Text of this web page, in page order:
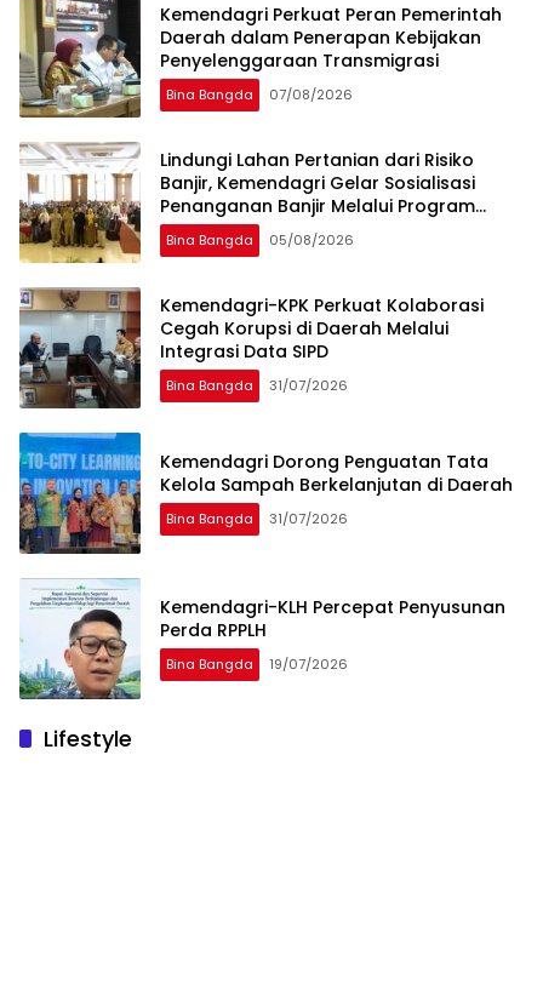
Kemendagri Perkuat Peran Pemerintah
Daerah dalam Penerapan Kebijakan
Penyelenggaraan Transmigrasi
Bina Bangda 07/08/2026
Lindungi Lahan Pertanian dari Risiko
Banjir, Kemendagri Gelar Sosialisasi
Penanganan Banjir Melalui Program
FMNJP di Brebes
Bina Bangda 05/08/2026
Kemendagri-KPK Perkuat Kolaborasi
Cegah Korupsi di Daerah Melalui
Integrasi Data SIPD
Bina Bangda 31/07/2026
Kemendagri Dorong Penguatan Tata
Kelola Sampah Berkelanjutan di Daerah
Bina Bangda 31/07/2026
Kemendagri-KLH Percepat Penyusunan
Perda RPPLH
Bina Bangda 19/07/2026
Lifestyle